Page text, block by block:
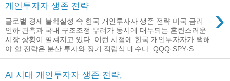
개인투자자 생존 전략
›
글로벌 경제 불확실성 속 한국 개인투자자 생존 전략 미국 금리
인하 관측과 국내 구조조정 우려가 동시에 대두되는 혼란스러운
시장 상황이 펼쳐지고 있다. 이런 시점에 한국 개인투자자가 택해
야 할 전략은 분산 투자와 장기 적립식 매수다. QQQ·SPY·S...
AI 시대 개인투자자 생존 전략,